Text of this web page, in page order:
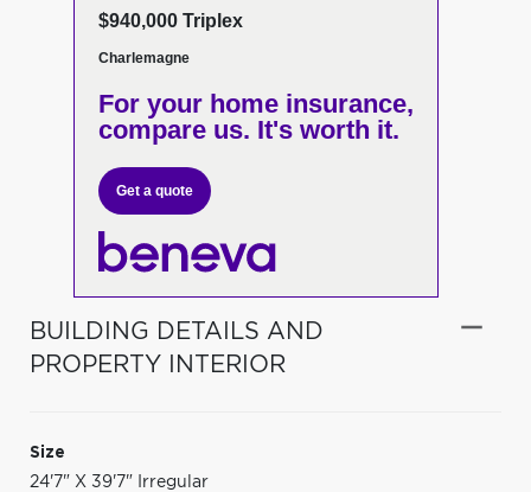
$940,000 Triplex
Charlemagne
For your home insurance,
compare us. It's worth it.
Get a quote
BUILDING DETAILS AND
PROPERTY INTERIOR
Size
24'7" X 39'7" Irregular